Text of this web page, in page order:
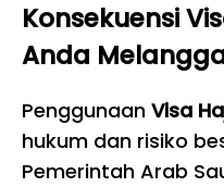
Konsekuensi
Anda
Penggunaan Visa
hukum dan risiko
Pemerintah Arab